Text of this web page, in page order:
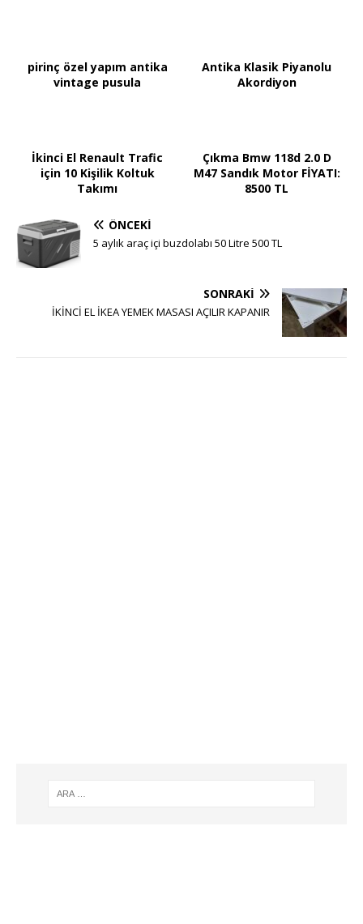
pirinç özel yapım antika
vintage pusula
Antika Klasik Piyanolu
Akordiyon
İkinci El Renault Trafic
için 10 Kişilik Koltuk
Takımı
Çıkma Bmw 118d 2.0 D
M47 Sandık Motor FİYATI:
8500 TL
ÖNCEKI
5 aylık araç içi buzdolabı 50 Litre 500 TL
SONRAKI
İKİNCİ EL İKEA YEMEK MASASI AÇILIR KAPANIR